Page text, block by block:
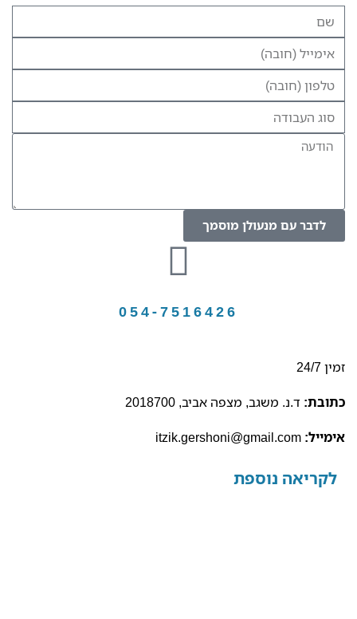
לדבר עם מנעולן מוסמך
054-7516426
זמין 24/7
כתובת: ד.נ. משגב, מצפה אביב, 2018700
אימייל:
לקריאה נוספת